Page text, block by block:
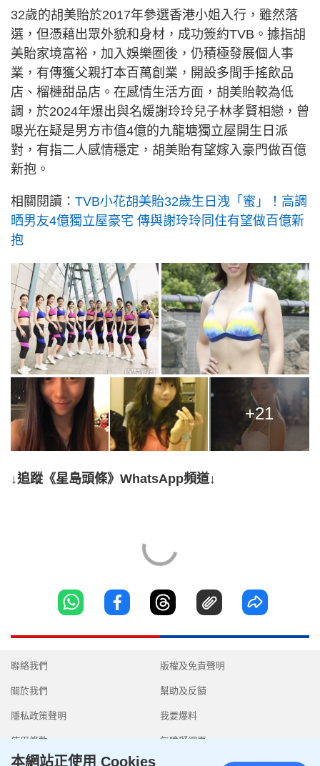
32歲的胡美貽於2017年參選香港小姐入行，雖然落
選，但憑藉出眾外貌和身材，成功簽約TVB。據指胡
美貽家境富裕，加入娛樂圈後，仍積極發展個人事
業，有傳獲父親打本百萬創業，開設多間手搖飲品
店、榴槤甜品店。在感情生活方面，胡美貽較為低
調，於2024年爆出與名媛謝玲玲兒子林孝賢相戀，曾
曝光在疑是男方市值4億的九龍塘獨立屋開生日派
對，有指二人感情穩定，胡美貽有望嫁入豪門做百億
新抱。
相關閱讀： TVB小花胡美貽32歲生日洩「蜜」！高調
晒男友4億獨立屋豪宅 傳與謝玲玲同住有望做百億新
抱
+21
↓追蹤《星島頭條》WhatsApp頻道↓
聯絡我們
關於我們
隱私政策聲明
使用條款
版權及免責聲明
幫助及反饋
我要爆料
無障礙網頁
本網站正使用 Cookies